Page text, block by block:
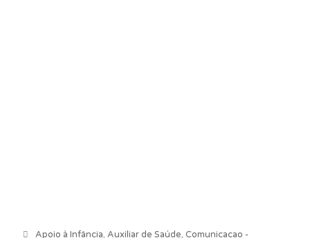
Categorias
Apoio à Infância, Auxiliar de Saúde, Comunicacao -